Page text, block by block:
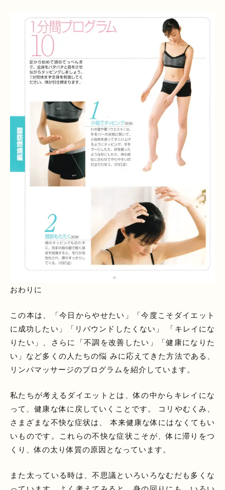
おわりに
この本は、「今日からやせたい」「今度こそダイエット
に成功したい」「リバウンドしたくない」 「キレイにな
りたい」、さらに「不調を改善したい」「健康になりた
い」など多くの人たちの悩 みに応えてきた方法である、
リンパマッサージのプログラムを紹介しています。
私たちが考えるダイエットとは、体の中からキレイにな
って、健康な体に戻していくことです。 コリやむくみ、
さまざまな不快な症状は、 本来健康な体にはなくてもい
いものです。これらの不快な症状こそが、体に滞りをつ
くり、体の太り体質の原因となっています。
また太っている時は、不思議といろいろなむだも多くな